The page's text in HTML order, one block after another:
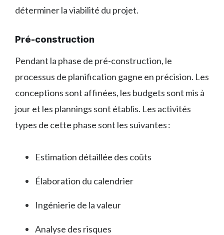
déterminer la viabilité du projet.
Pré-construction
Pendant la phase de pré-construction, le
processus de planification gagne en précision. Les
conceptions sont affinées, les budgets sont mis à
jour et les plannings sont établis. Les activités
types de cette phase sont les suivantes :
Estimation détaillée des coûts
Élaboration du calendrier
Ingénierie de la valeur
Analyse des risques